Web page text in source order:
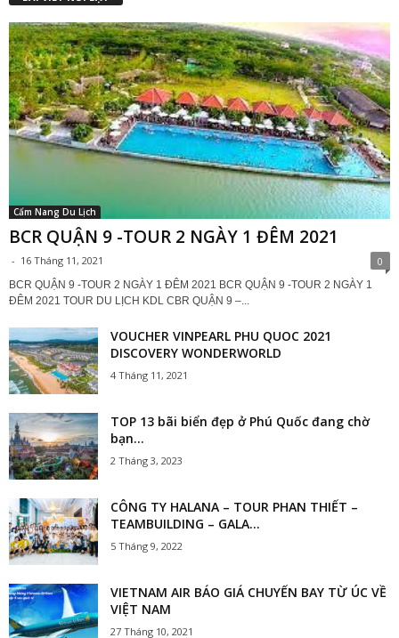
Cẩm Nang Du Lịch
BCR QUẬN 9 -TOUR 2 NGÀY 1 ĐÊM 2021
- 16 Tháng 11, 2021 0
BCR QUẬN 9 -TOUR 2 NGÀY 1 ĐÊM 2021 BCR QUẬN 9 -TOUR 2 NGÀY 1
ĐÊM 2021 TOUR DU LỊCH KDL CBR QUẬN 9 –...
VOUCHER VINPEARL PHU QUOC 2021
DISCOVERY WONDERWORLD
4 Tháng 11, 2021
TOP 13 bãi biển đẹp ở Phú Quốc đang chờ
bạn...
2 Tháng 3, 2023
CÔNG TY HALANA – TOUR PHAN THIẾT –
TEAMBUILDING – GALA...
5 Tháng 9, 2022
VIETNAM AIR BÁO GIÁ CHUYẾN BAY TỪ ÚC VỀ
VIỆT NAM
27 Tháng 10, 2021